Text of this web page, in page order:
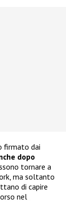
firmato dai
dopo
tornare a
ma soltanto
di capire
nel